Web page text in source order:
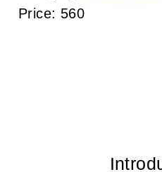
Price: 560